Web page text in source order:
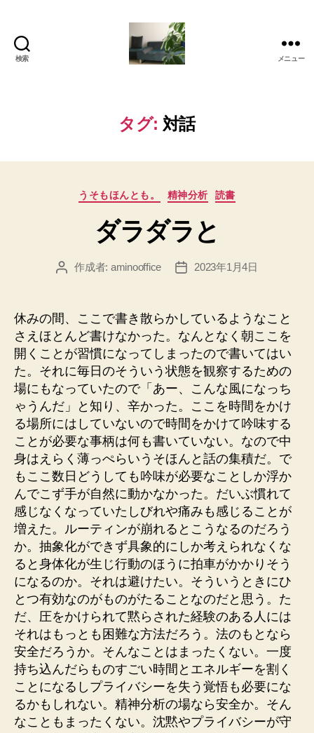
検索
美
(お
も
あ
の
ブ
グ
メニュー
タグ: 対話
カ
ゴ
リ
うそもほんとも。 精神分析 読書
ダラダラと
投 作成者: aminooffice
投
2023年1月4日
休みの間、ここで書き散らかしているようなこと
さえほとんど書けなかった。なんとなく朝ここを
開くことが習慣になってしまったので書いてはい
た。それに毎日のそういう状態を観察するための
場にもなっていたので「あー、こんな風になっち
ゃうんだ」と知り、辛かった。ここを時間をかけ
る場所にはしていないので時間をかけて吟味する
ことが必要な事柄は何も書いていない。なので中
身はえらく薄っぺらいうそほんと話の集積だ。で
もここ数日どうしても吟味が必要なことしか浮か
んでこず手が自然に動かなかった。だいぶ慣れて
感じなくなっていたしびれや痛みも感じることが
増えた。ルーティンが崩れるとこうなるのだろう
か。抽象化ができず具象的にしか考えられなくな
ると身体化が生じ行動のほうに拍車がかかりそう
になるのか。それは避けたい。そういうときにひ
とつ有効なのがものがたることなのだと思う。た
だ、圧をかけられて黙らされた経験のある人には
それはもっとも困難な方法だろう。法のもとなら
安全だろうか。そんなことはまったくない。一度
持ち込んだらものすごい時間とエネルギーを割く
ことになるしプライバシーを失う覚悟も必要にな
るかもしれない。精神分析の場なら安全か。そん
なこともまったくない。沈黙やプライバシーが守